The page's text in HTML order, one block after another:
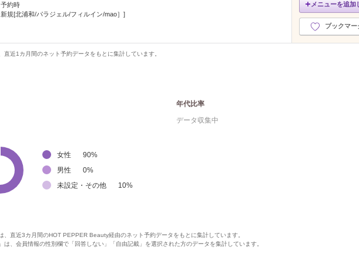
予約時
新規[北浦和/パラジェル/フィルイン/mao］]
メニューを追加
ブックマー
近1カ月間のネット予約データをもとに集計しています。
女性 90%
男性
0%
未設定・その他
10%
年代比率
データ収集中
、直近3カ月間のHOT PEPPER Beauty経由のネット予約データをもとに集計しています。
、会員情報の性別欄で「回答しない」「自由記載」を選択された方のデータを集計しています。